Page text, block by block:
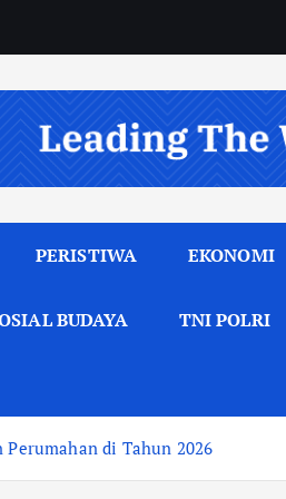
PERISTIWA EKONOMI
BUDAYA TNI POLRI
di Tahun 2026